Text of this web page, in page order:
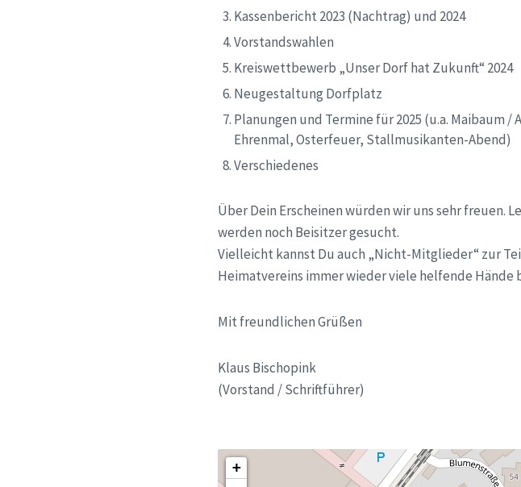
Kassenbericht 2023 (Nachtrag) und 2024
Vorstandswahlen
Kreiswettbewerb „Unser Dorf hat Zukunft“ 2024
Neugestaltung Dorfplatz
Planungen und Termine für 2025 (u.a.
Ehrenmal, Osterfeuer, Stallmusikanten-Abend)
Verschiedenes
Über Dein Erscheinen würden wir uns sehr freuen.
werden noch Beisitzer gesucht.
Vielleicht kannst Du auch „Nicht-Mitglieder“ zur
Heimatvereins immer wieder viele helfende Hände
Mit freundlichen Grüßen
Klaus Bischopink
(Vorstand / Schriftführer)
+